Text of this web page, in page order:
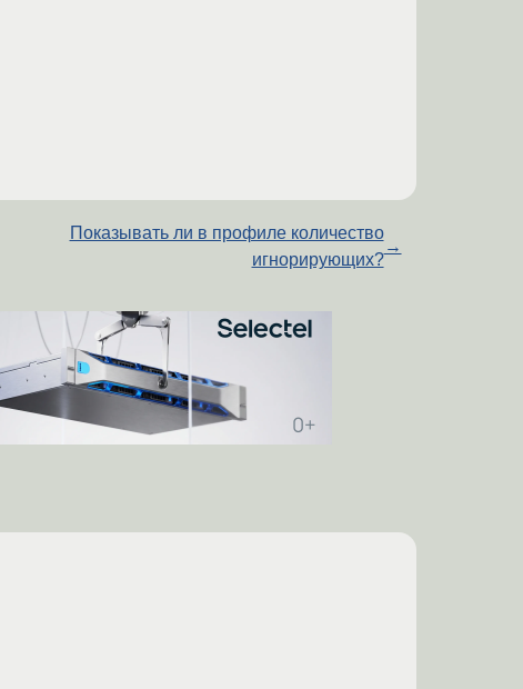
Показывать ли в профиле количество
игнорирующих?
→